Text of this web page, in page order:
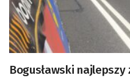
Bogusławski najlepszy